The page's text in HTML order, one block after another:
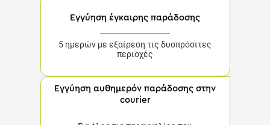
Εγγύηση έγκαιρης παράδοσης
5 ημερών με εξαίρεση τις δυσπρόσιτες περιοχές
Εγγύηση αυθημερόν παράδοσης στην
courier